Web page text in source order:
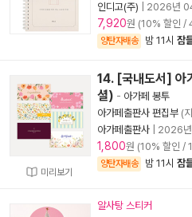
인디고(주)
2026년
7,920원 (10% 할인 /
양탄자배송 밤 11시 잠
미리보기
14. [국내도서] 아
셜) - 아가페 봉투
아가페출판사 편집부 (
아가페출판사
2026
1,800원 (10% 할인 /
양탄자배송 밤 11시 잠
알사탕 스티커